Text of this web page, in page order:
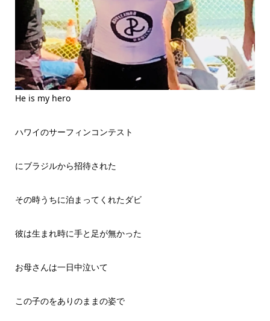
He is my hero
ハワイのサーフィンコンテスト
にブラジルから招待された
その時うちに泊まってくれたダビ
彼は生まれ時に手と足が無かった
お母さんは一日中泣いて
この子のをありのままの姿で